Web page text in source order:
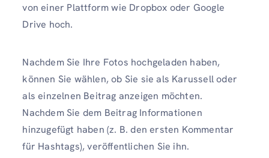
von einer Plattform wie Dropbox oder Google
Drive hoch.
Nachdem Sie Ihre Fotos hochgeladen haben,
können Sie wählen, ob Sie sie als Karussell oder
als einzelnen Beitrag anzeigen möchten.
Nachdem Sie dem Beitrag Informationen
hinzugefügt haben (z. B. den ersten Kommentar
für Hashtags), veröffentlichen Sie ihn.